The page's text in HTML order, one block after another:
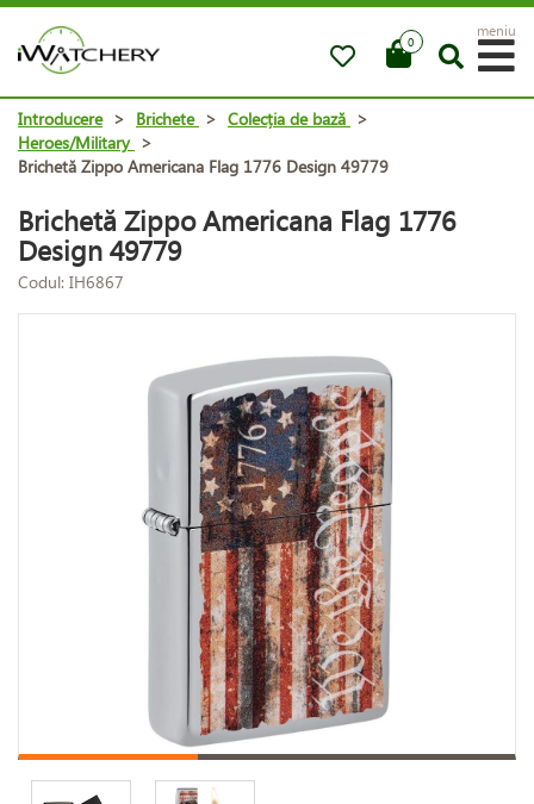
0
meniu
Introducere > Brichete > Colecția de bază >
Heroes/Military >
Brichetă Zippo Americana Flag 1776 Design 49779
Brichetă Zippo Americana Flag 1776
Design 49779
Codul: IH6867